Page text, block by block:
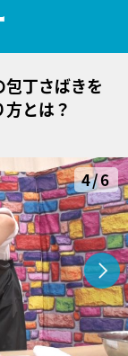
丁さばきを
とは？
4/6